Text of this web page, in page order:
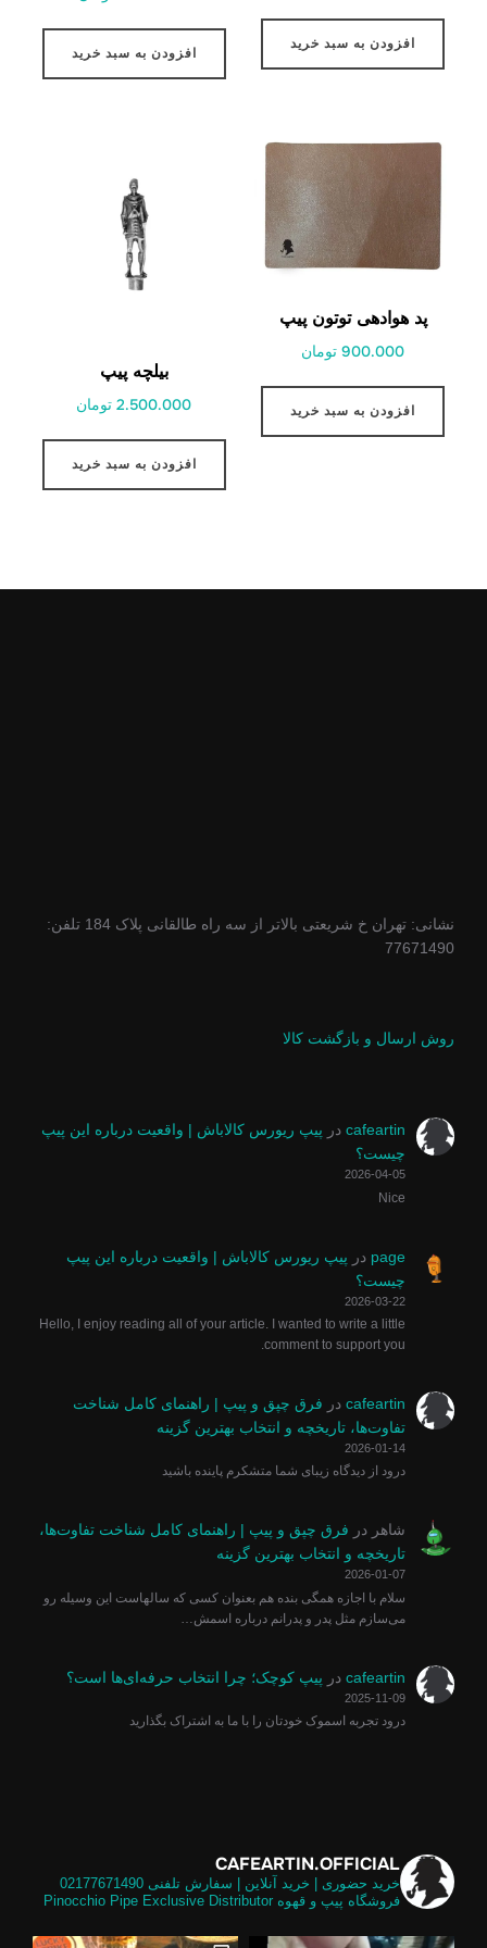
افزودن به سبد خرید
افزودن به سبد خرید
پد هوادهی توتون پیپ
900.000 تومان
افزودن به سبد خرید
بیلچه پیپ
2.500.000 تومان
افزودن به سبد خرید
نشانی: تهران خ شریعتی بالاتر از سه راه طالقانی پلاک 184 تلفن:
77671490
روش ارسال و بازگشت کالا
cafeartin در پیپ ریورس کالاباش | واقعیت درباره این پیپ
چیست؟
2026-04-05
Nice
page در پیپ ریورس کالاباش | واقعیت درباره این پیپ
چیست؟
2026-03-22
Hello, I enjoy reading all of your article. I wanted to write a little
comment to support you.
cafeartin در فرق چپق و پیپ | راهنمای کامل شناخت
تفاوت‌ها، تاریخچه و انتخاب بهترین گزینه
2026-01-14
درود از دیدگاه زیبای شما متشکرم پاینده باشید
شاهر در فرق چپق و پیپ | راهنمای کامل شناخت تفاوت‌ها،
تاریخچه و انتخاب بهترین گزینه
2026-01-07
سلام با اجازه همگی بنده هم بعنوان کسی که سالهاست این وسیله رو
می‌سازم مثل پدر و پدرانم درباره اسمش…
cafeartin در پیپ کوچک؛ چرا انتخاب حرفه‌ای‌ها است؟
2025-11-09
درود تجربه اسموک خودتان را با ما به اشتراک بگذارید
CAFEARTIN.OFFICIAL
خرید حضوری | خرید آنلاین | سفارش تلفنی
فروشگاه پیپ و قهوه
برابر گلد امکان استفاده از فیل